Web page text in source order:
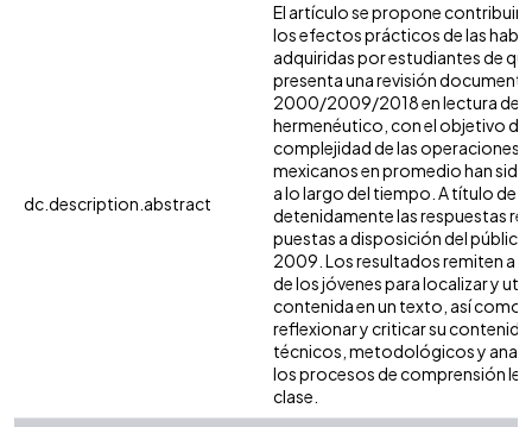
dc.description.abstract
El artículo se propone contribuir
los efectos prácticos de las
adquiridas por estudiantes de
presenta una revisión
2000/2009/2018 en lectura
hermenéutico, con el objetivo de
complejidad de las operaciones
mexicanos en promedio han
a lo largo del tiempo. A título de
detenidamente las respuestas
puestas a disposición del
2009. Los resultados remiten a
de los jóvenes para localizar y
contenida en un texto, así como
reflexionar y criticar su
técnicos, metodológicos y
los procesos de comprensión
clase.